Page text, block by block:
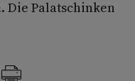
Die Palatschinken